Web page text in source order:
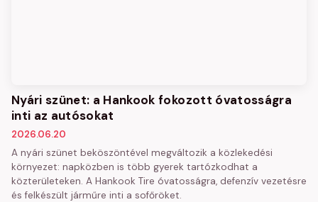
Nyári szünet: a Hankook fokozott óvatosságra
inti az autósokat
2026.06.20
A nyári szünet beköszöntével megváltozik a közlekedési
környezet: napközben is több gyerek tartózkodhat a
közterületeken. A Hankook Tire óvatosságra, defenzív vezetésre
és felkészült járműre inti a sofőröket.